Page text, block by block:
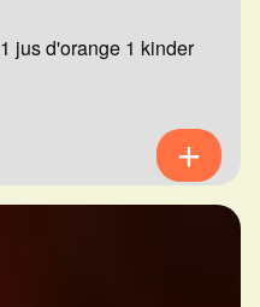
jus d'orange 1 kinder